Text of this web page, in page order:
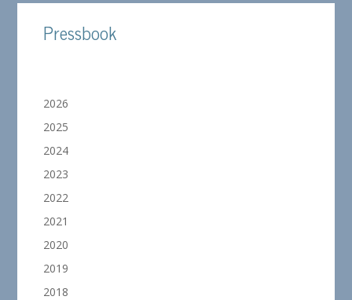
Pressbook
2026
2025
2024
2023
2022
2021
2020
2019
2018